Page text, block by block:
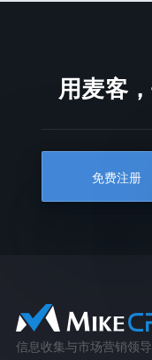
用麦客
免费注册
信息收集与市场营销领